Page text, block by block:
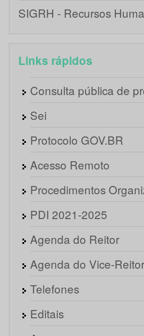
SIGRH - Recursos
Links rápidos
Consulta pública de
Sei
Protocolo GOV.BR
Acesso Remoto
Procedimentos
PDI 2021-2025
Agenda do Reitor
Agenda do Vice-Reitor
Telefones
Editais